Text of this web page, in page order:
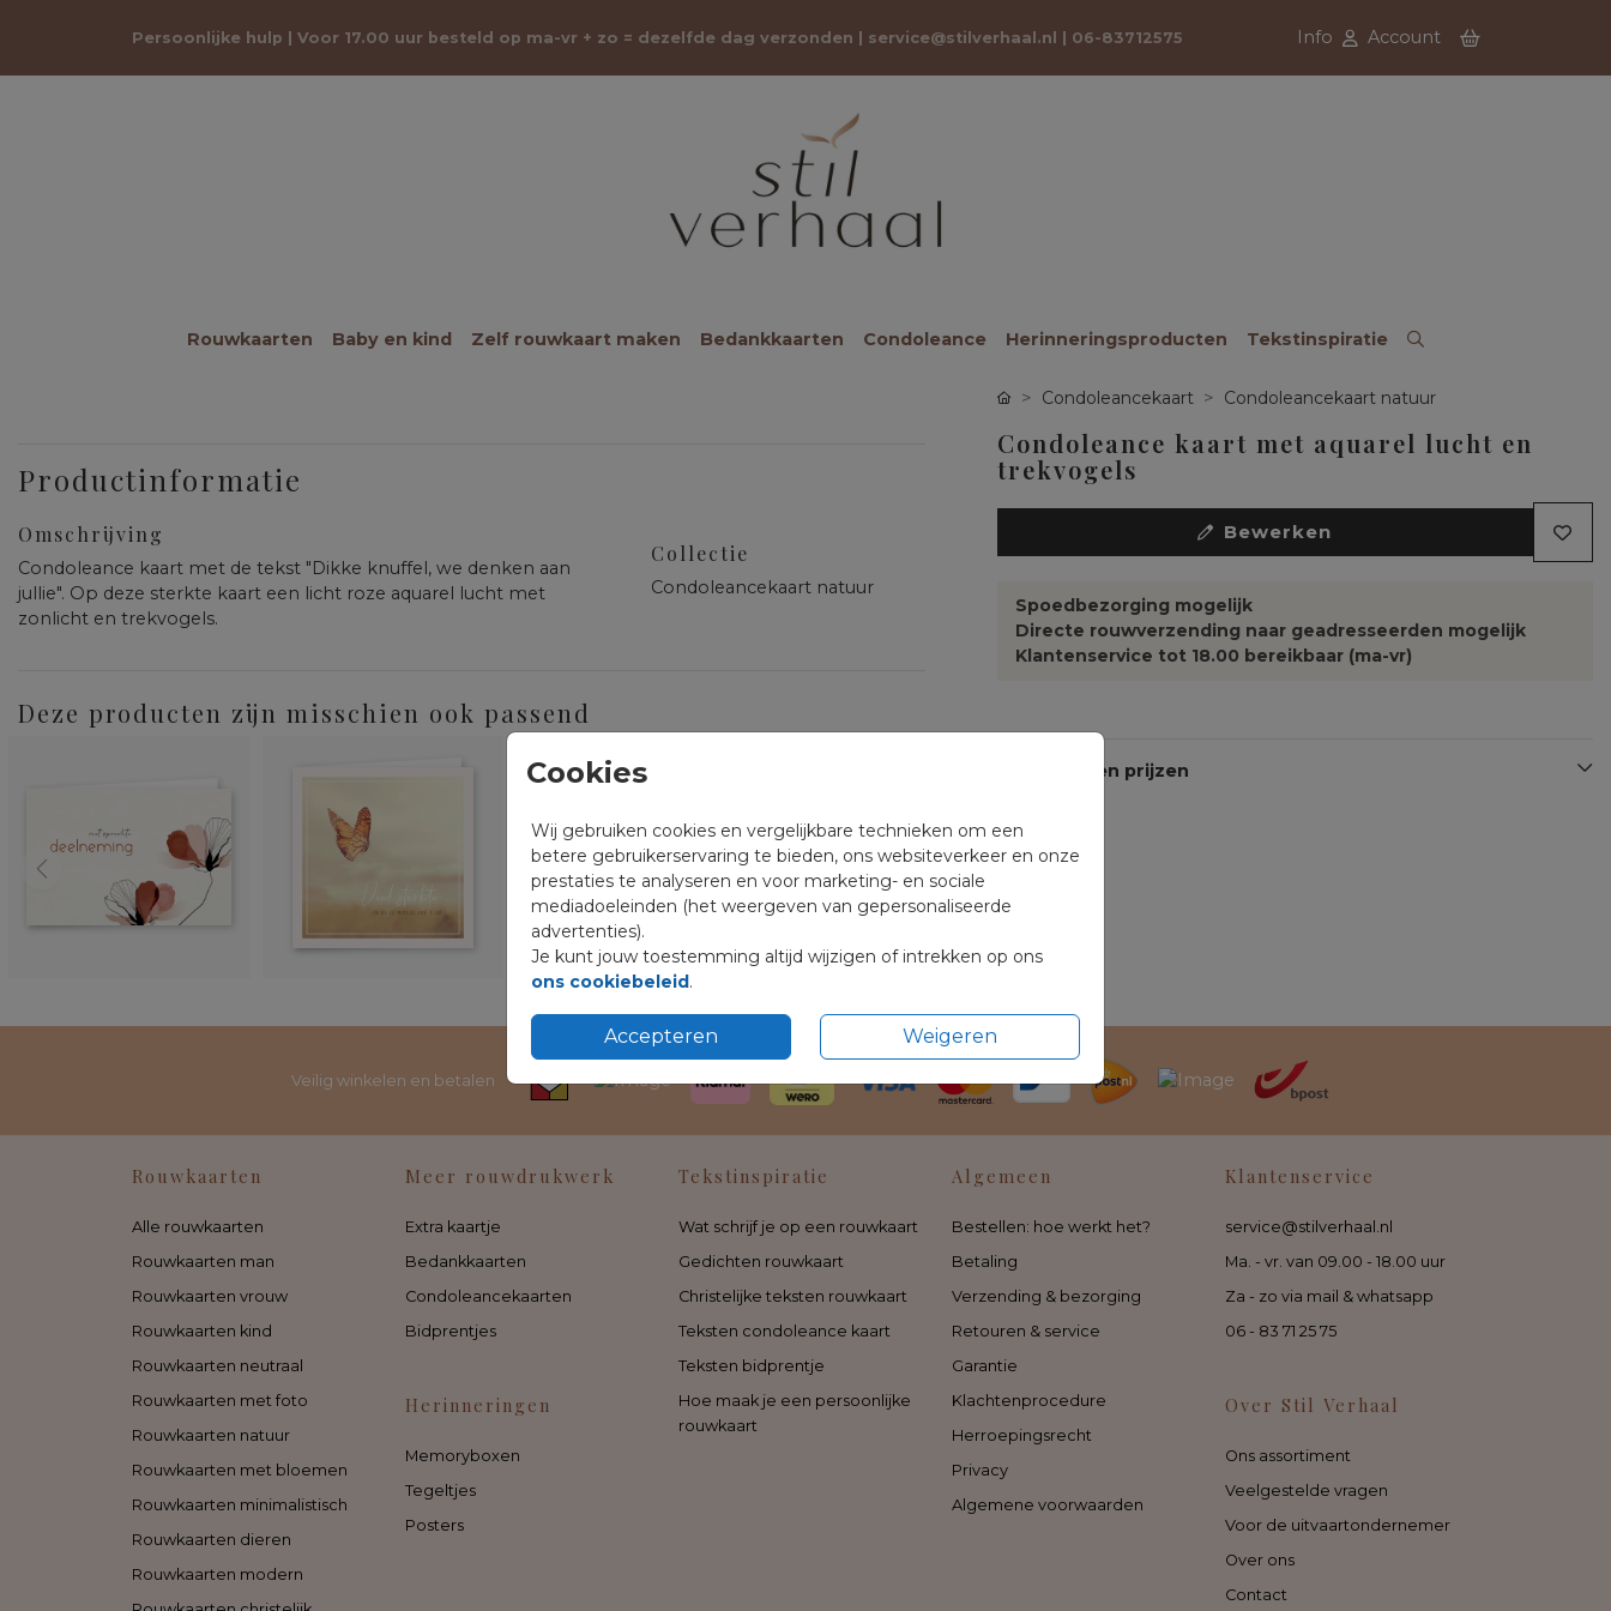
Persoonlijke hulp | Voor 17.00 uur besteld op ma-vr + zo = dezelfde dag verzonden | service@stilverhaal.nl 06-83712575 Info Account
Rouwkaarten Baby en kind Zelf rouwkaart maken Bedankkaarten Condoleance Herinneringsproducten Tekstinspiratie
Cookies
Wij gebruiken cookies en vergelijkbare technieken om een
betere gebruikerservaring te bieden, ons websiteverkeer en onze
prestaties te analyseren en voor marketing- en sociale
mediadoeleinden (het weergeven van gepersonaliseerde
advertenties).
Je kunt jouw toestemming altijd wijzigen of intrekken op ons
ons cookiebeleid.
Accepteren Weigeren
Productinformatie
Omschrijving
Condoleance kaart met de tekst "Dikke knuffel, we denken aan
jullie". Op deze sterkte kaart een licht roze aquarel lucht met
zonlicht en trekvogels.
Collectie
Condoleancekaart natuur
Deze producten zijn misschien ook passend
Condoleancekaart Condoleancekaart natuur
Condoleance kaart met aquarel lucht en
trekvogels
Bewerken
Spoedbezorging mogelijk
Directe rouwverzending naar geadresseerden mogelijk
Klantenservice tot 18.00 bereikbaar (ma-vr)
Formaten en prijzen
Veilig winkelen en betalen
Rouwkaarten
Alle rouwkaarten
Rouwkaarten man
Rouwkaarten vrouw
Rouwkaarten kind
Rouwkaarten neutraal
Rouwkaarten met foto
Rouwkaarten natuur
Rouwkaarten met bloemen
Rouwkaarten minimalistisch
Rouwkaarten dieren
Rouwkaarten modern
Meer rouwdrukwerk
Extra kaartje
Bedankkaarten
Condoleancekaarten
Bidprentjes
Herinneringen
Memoryboxen
Tegeltjes
Posters
Tekstinspiratie
Wat schrijf je op een rouwkaart
Gedichten rouwkaart
Christelijke teksten rouwkaart
Teksten condoleance kaart
Teksten bidprentje
Hoe maak je een persoonlijke
rouwkaart
Algemeen
Bestellen: hoe werkt het?
Betaling
Verzending & bezorging
Retouren & service
Garantie
Klachtenprocedure
Herroepingsrecht
Privacy
Algemene voorwaarden
Klantenservice
service@stilverhaal.nl
Ma. - vr. van 09.00 - 18.00 uur
Za - zo via mail & whatsapp
06 - 83 71 25 75
Over Stil Verhaal
Ons assortiment
Veelgestelde vragen
Voor de uitvaartondernemer
Over ons
Contact